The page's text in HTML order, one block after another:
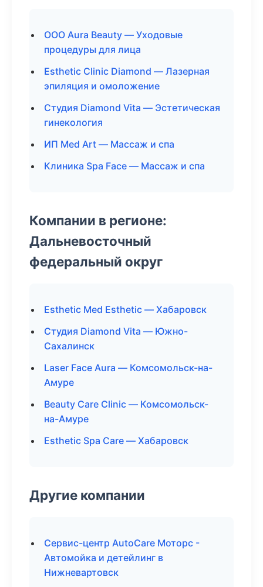
ООО Aura Beauty — Уходовые
процедуры для лица
Esthetic Clinic Diamond — Лазерная
эпиляция и омоложение
Студия Diamond Vita — Эстетическая
гинекология
ИП Med Art — Массаж и спа
Клиника Spa Face — Массаж и спа
Компании в регионе:
Дальневосточный
федеральный округ
Esthetic Med Esthetic — Хабаровск
Студия Diamond Vita — Южно-
Сахалинск
Laser Face Aura — Комсомольск-на-
Амуре
Beauty Care Clinic — Комсомольск-
на-Амуре
Esthetic Spa Care — Хабаровск
Другие компании
Сервис-центр AutoCare Моторс -
Автомойка и детейлинг в
Нижневартовск